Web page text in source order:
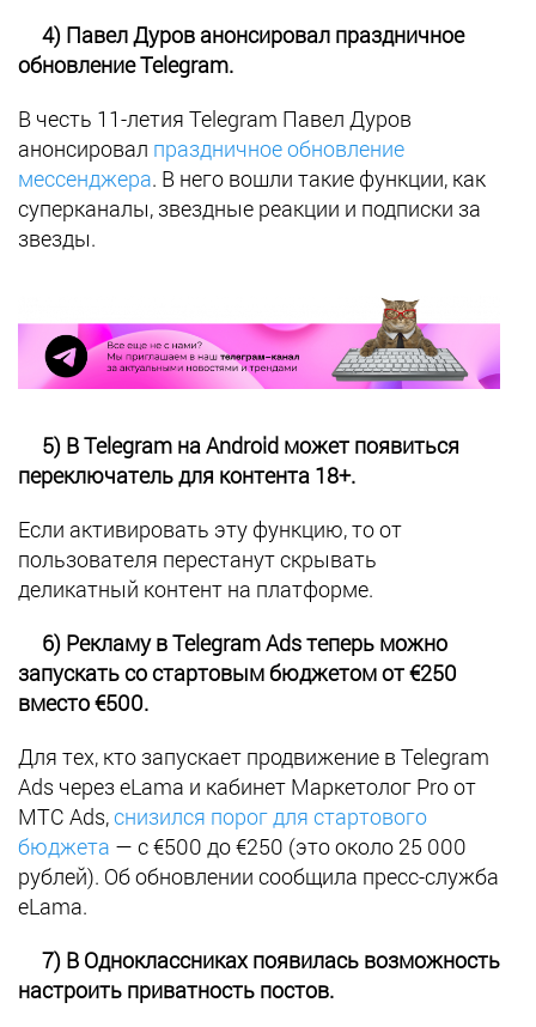
4) Павел Дуров анонсировал праздничное
обновление Telegram.
В честь 11-летия Telegram Павел Дуров
анонсировал праздничное обновление
мессенджера. В него вошли такие функции, как
суперканалы, звездные реакции и подписки за
звезды.
5) В Telegram на Android может появиться
переключатель для контента 18+.
Если активировать эту функцию, то от
пользователя перестанут скрывать
деликатный контент на платформе.
6) Рекламу в Telegram Ads теперь можно
запускать со стартовым бюджетом от €250
вместо €500.
Для тех, кто запускает продвижение в Telegram
Ads через eLama и кабинет Маркетолог Pro от
МТС Ads,снизился порог для стартового
бюджета — с €500 до €250 (это около 25 000
рублей). Об обновлении сообщила пресс-служба
eLama.
7) В Одноклассниках появилась возможность
настроить приватность постов.